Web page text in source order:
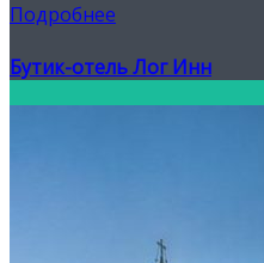
Подробнее
Бутик-отель Лог Инн